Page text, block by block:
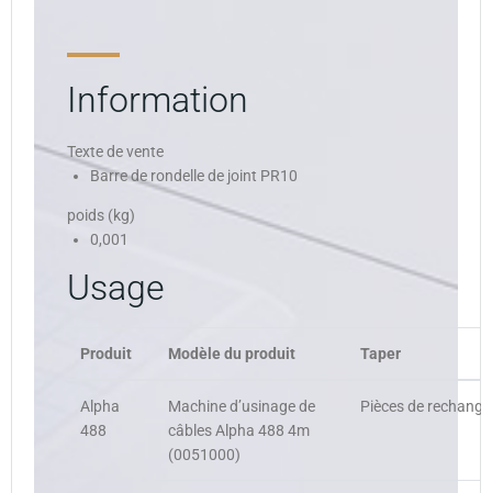
Information
Texte de vente
Barre de rondelle de joint PR10
poids (kg)
0,001
Usage
Produit Modèle du produit Taper
Alpha
488
Machine d’usinage de
câbles Alpha 488 4m
(0051000)
Pièces de